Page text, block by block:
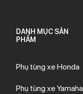
DANH MỤC SẢN
PHẨM
Phụ tùng xe Honda
Phụ tùng xe Yamaha